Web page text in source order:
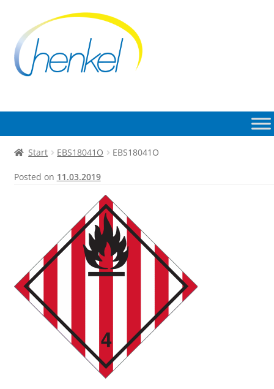
Navigation
springen
Inhalt
springen
Start EBS18041O EBS18041O
Posted on 11.03.2019